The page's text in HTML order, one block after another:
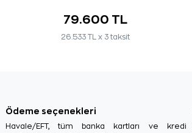
79.600 TL
26.533 TL x 3 taksit
Ödeme seçenekleri
Havale/EFT, tüm banka kartları ve kredi